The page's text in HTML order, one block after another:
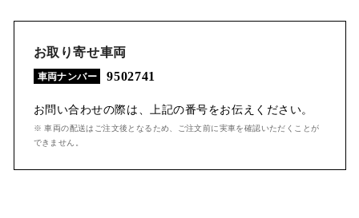
お取り寄せ車両
車両ナンバー 9502741
お問い合わせの際は、上記の番号をお伝えください。
※ 車両の配送はご注文後となるため、ご注文前に実車を確認いただくことが
できません。